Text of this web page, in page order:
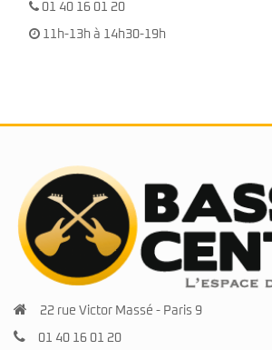
01 40 16 01 20
11h-13h à 14h30-19h
22 rue Victor Massé - Paris 9
01 40 16 01 20